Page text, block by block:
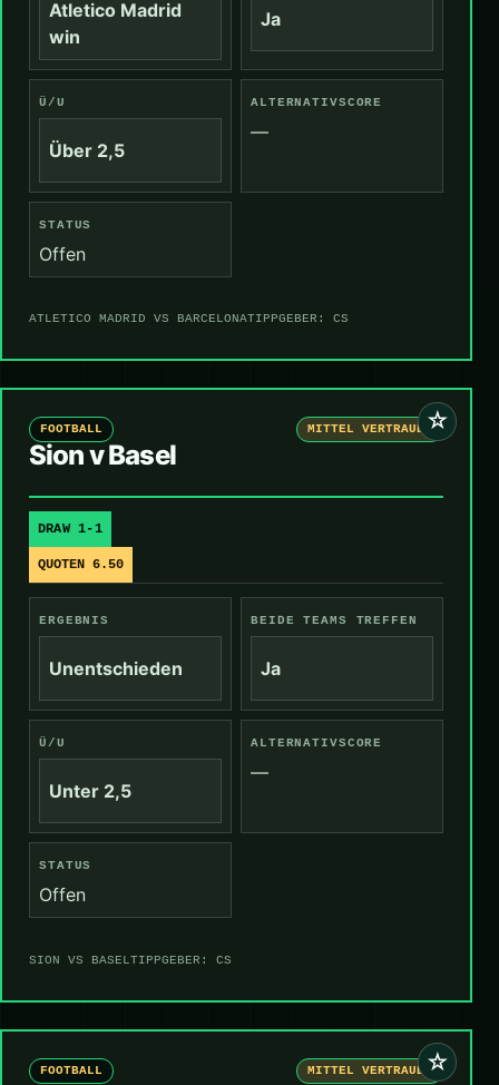
Atletico Madrid
win
Ja
Ü/U
Über 2,5
ALTERNATIVSCORE
—
STATUS
Offen
ATLETICO MADRID VS BARCELONATIPPGEBER: CS
☆
FOOTBALL MITTEL VERTRAUEN
Sion v Basel
DRAW 1-1
QUOTEN 6.50
ERGEBNIS
Unentschieden
BEIDE TEAMS TREFFEN
Ja
Ü/U
Unter 2,5
ALTERNATIVSCORE
—
STATUS
Offen
SION VS BASELTIPPGEBER: CS
☆
FOOTBALL MITTEL VERTRAUEN